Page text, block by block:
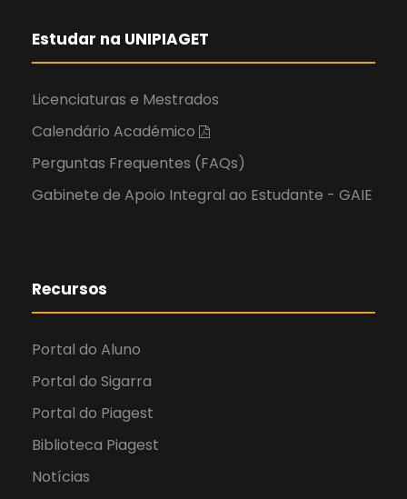
Estudar na UNIPIAGET
Licenciaturas e Mestrados
Calendário Académico
Perguntas Frequentes (FAQs)
Gabinete de Apoio Integral ao Estudante - GAIE
Recursos
Portal do Aluno
Portal do Sigarra
Portal do Piagest
Biblioteca Piagest
Notícias